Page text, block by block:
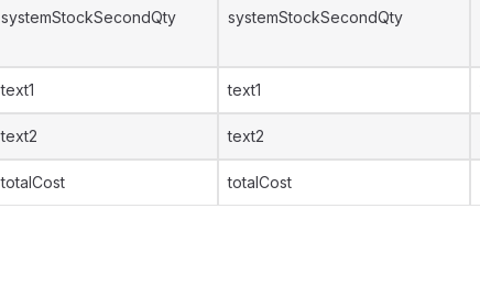
systemStockSecondQty systemStockSecondQty
text1 text1
text2 text2
totalCost totalCost